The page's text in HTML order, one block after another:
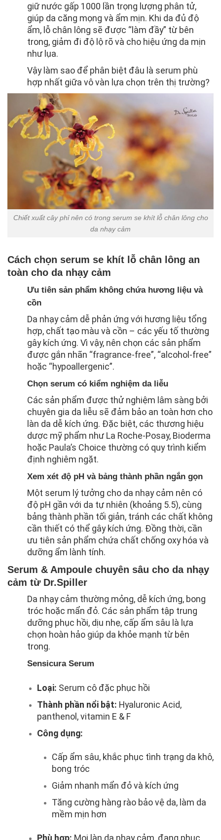
giữ nước gấp 1000 lần trọng lượng phân tử,
giúp da căng mọng và ẩm mịn. Khi da đủ độ
ẩm, lỗ chân lông sẽ được “làm đầy” từ bên
trong, giảm đi độ lộ rõ và cho hiệu ứng da mịn
như lụa.
Vậy làm sao để phân biệt đâu là serum phù
hợp nhất giữa vô vàn lựa chọn trên thị trường?
Chiết xuất cây phỉ nên có trong serum se khít lỗ chân lông cho
da nhạy cảm
Cách chọn serum se khít lỗ chân lông an
toàn cho da nhạy cảm
Ưu tiên sản phẩm không chứa hương liệu và
cồn
Da nhạy cảm dễ phản ứng với hương liệu tổng
hợp, chất tạo màu và cồn – các yếu tố thường
gây kích ứng. Vì vậy, nên chọn các sản phẩm
được gắn nhãn “fragrance-free”, “alcohol-free”
hoặc “hypoallergenic”.
Chọn serum có kiểm nghiệm da liễu
Các sản phẩm được thử nghiệm lâm sàng bởi
chuyên gia da liễu sẽ đảm bảo an toàn hơn cho
làn da dễ kích ứng. Đặc biệt, các thương hiệu
dược mỹ phẩm như La Roche-Posay, Bioderma
hoặc Paula’s Choice thường có quy trình kiểm
định nghiêm ngặt.
Xem xét độ pH và bảng thành phần ngắn gọn
Một serum lý tưởng cho da nhạy cảm nên có
độ pH gần với da tự nhiên (khoảng 5.5), cùng
bảng thành phần tối giản, tránh các chất không
cần thiết có thể gây kích ứng. Đồng thời, cần
ưu tiên sản phẩm chứa chất chống oxy hóa và
dưỡng ẩm lành tính.
Serum & Ampoule chuyên sâu cho da nhạy
cảm từ Dr.Spiller
Da nhạy cảm thường mỏng, dễ kích ứng, bong
tróc hoặc mẩn đỏ. Các sản phẩm tập trung
dưỡng phục hồi, dịu nhẹ, cấp ẩm sâu là lựa
chọn hoàn hảo giúp da khỏe mạnh từ bên
trong.
Sensicura Serum
Loại: Serum cô đặc phục hồi
Thành phần nổi bật: Hyaluronic Acid,
panthenol, vitamin E & F
Công dụng:
Cấp ẩm sâu, khắc phục tình trạng da khô,
bong tróc
Giảm nhanh mẩn đỏ và kích ứng
Tăng cường hàng rào bảo vệ da, làm da
mềm mịn hơn